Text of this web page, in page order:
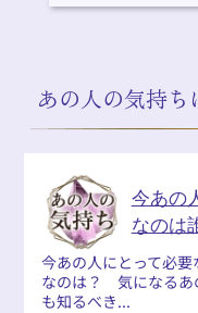
あの人の気持ち
今あの
なのは
今あの人にとって必
なのは？ 気になるあ
も知るべき...